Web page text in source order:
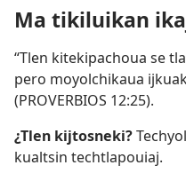
Ma tikiluikan
“Tlen kitekipachoua se
pero moyolchikaua
(PROVERBIOS 12:25).
¿Tlen kijtosneki?
kualtsin techtlapouiaj.